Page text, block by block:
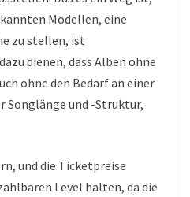
Modellen, eine
zu stellen, ist
dienen, dass Alben ohne
ohne den Bedarf an einer
Songlänge und -Struktur,
und die Ticketpreise
Level halten, da die